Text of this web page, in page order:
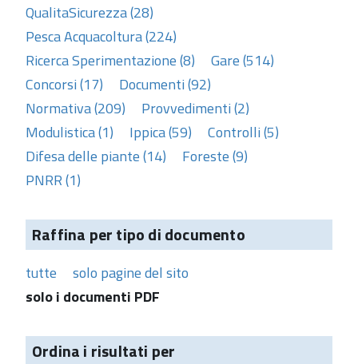
QualitaSicurezza (28)
Pesca Acquacoltura (224)
Ricerca Sperimentazione (8)
Gare (514)
Concorsi (17)
Documenti (92)
Normativa (209)
Provvedimenti (2)
Modulistica (1)
Ippica (59)
Controlli (5)
Difesa delle piante (14)
Foreste (9)
PNRR (1)
Raffina per tipo di documento
tutte
solo pagine del sito
solo i documenti PDF
Ordina i risultati per